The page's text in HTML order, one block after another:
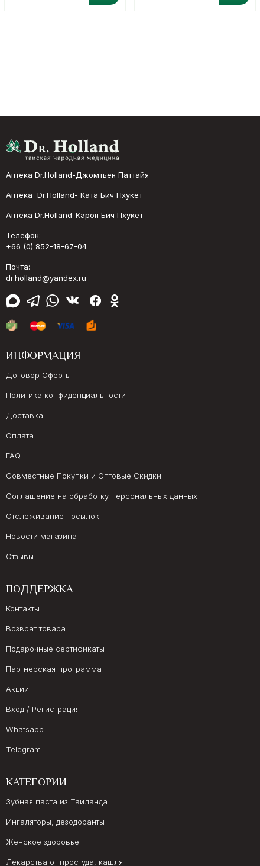
Аптека Dr.Holland-Джомтьен Паттайя
Аптека Dr.Holland- Ката Бич Пхукет
Аптека Dr.Holland-Карон Бич Пхукет
Телефон:
+66 (0) 852-18-67-04
Почта:
dr.holland@yandex.ru
ИНФОРМАЦИЯ
Договор Оферты
Политика конфиденциальности
Доставка
Оплата
FAQ
Совместные Покупки и Оптовые Скидки
Соглашение на обработку персональных данных
Отслеживание посылок
Новости магазина
Отзывы
ПОДДЕРЖКА
Контакты
Возврат товара
Подарочные сертификаты
Партнерская программа
Акции
Вход / Регистрация
Whatsapp
Telegram
КАТЕГОРИИ
Зубная паста из Таиланда
Ингаляторы, дезодоранты
Женское здоровье
Лекарства от простуда, кашля